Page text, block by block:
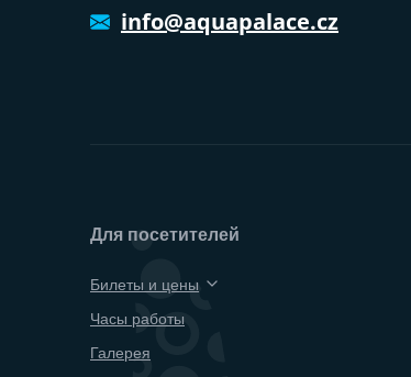
info@aquapalace.cz
Для посетителей
Билеты и цены
Часы работы
Галерея